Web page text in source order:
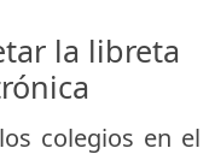
la libreta
colegios en el